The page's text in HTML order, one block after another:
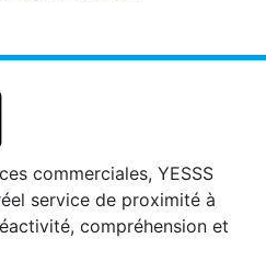
commerciales, YESSS
service de proximité à
compréhension et